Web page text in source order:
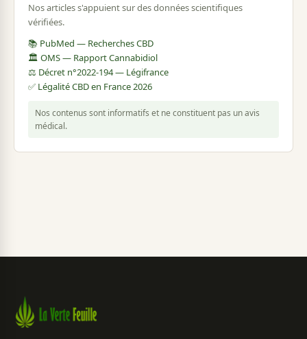
Nos articles s'appuient sur des données scientifiques
vérifiées.
📚 PubMed — Recherches CBD
🏛️ OMS — Rapport Cannabidiol
⚖️ Décret n°2022-194 — Légifrance
✅ Légalité CBD en France 2026
Nos contenus sont informatifs et ne constituent pas un avis
médical.